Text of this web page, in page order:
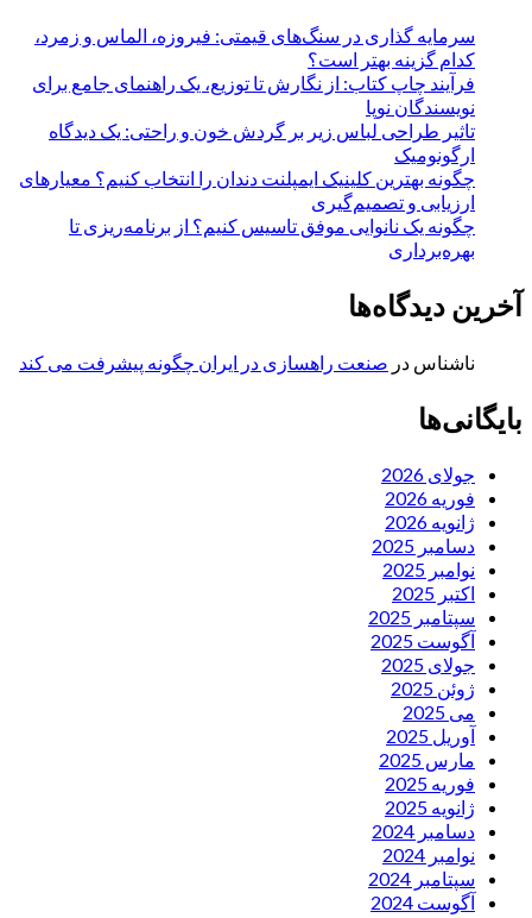
سرمایه گذاری در سنگ‌های قیمتی: فیروزه، الماس و زمرد،
کدام گزینه بهتر است؟
فرآیند چاپ کتاب: از نگارش تا توزیع، یک راهنمای جامع برای
نویسندگان نوپا
تاثیر طراحی لباس زیر بر گردش خون و راحتی: یک دیدگاه
ارگونومیک
چگونه بهترین کلینیک ایمپلنت دندان را انتخاب کنیم؟ معیارهای
ارزیابی و تصمیم‌گیری
چگونه یک نانوایی موفق تاسیس کنیم؟ از برنامه‌ریزی تا
بهره‌برداری
آخرین دیدگاه‌ها
ناشناس در صنعت راهسازی در ایران چگونه پیشرفت می کند
بایگانی‌ها
جولای 2026
فوریه 2026
ژانویه 2026
دسامبر 2025
نوامبر 2025
اکتبر 2025
سپتامبر 2025
آگوست 2025
جولای 2025
ژوئن 2025
می 2025
آوریل 2025
مارس 2025
فوریه 2025
ژانویه 2025
دسامبر 2024
نوامبر 2024
سپتامبر 2024
آگوست 2024